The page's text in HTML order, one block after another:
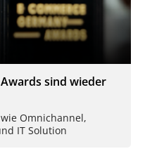
sind wieder
Omnichannel,
IT Solution